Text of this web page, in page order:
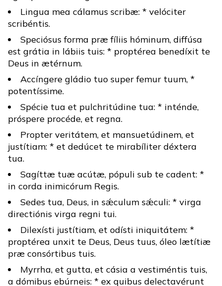
Lingua mea cálamus scribæ: * velóciter
scribéntis.
Speciósus forma præ fíliis hóminum, diffúsa
est grátia in lábiis tuis: * proptérea benedíxit te
Deus in ætérnum.
Accíngere gládio tuo super femur tuum, *
potentíssime.
Spécie tua et pulchritúdine tua: * inténde,
próspere procéde, et regna.
Propter veritátem, et mansuetúdinem, et
justítiam: * et dedúcet te mirabíliter déxtera
tua.
Sagíttæ tuæ acútæ, pópuli sub te cadent: *
in corda inimicórum Regis.
Sedes tua, Deus, in sǽculum sǽculi: * virga
directiónis virga regni tui.
Dilexísti justítiam, et odísti iniquitátem: *
proptérea unxit te Deus, Deus tuus, óleo lætítiæ
præ consórtibus tuis.
Myrrha, et gutta, et cásia a vestiméntis tuis,
a dómibus ebúrneis: * ex quibus delectavérunt